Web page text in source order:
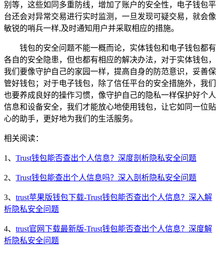
别等，这些如同多重防线，增加了账户的安全性，电子钱包平
台还会对异常交易进行实时监测，一旦发现可疑交易，就会像
敏锐的哨兵一样,及时通知用户并采取相应的措施。
钱包的安全问题不能一概而论，实体钱包和电子钱包都有
各自的安全隐患，但也都有相应的解决办法，对于实体钱包，
我们要像守护自己的家园一样，提高自身的防范意识，妥善保
管好钱包；对于电子钱包，除了信任平台的安全措施外，我们
也要养成良好的操作习惯，像守护自己的隐私一样保护好个人
信息和设备安全，我们才能放心地使用钱包，让它如同一位贴
心的助手，更好地为我们的生活服务。
相关阅读：
1、 Trust钱包能否查出个人信息？深度剖析隐私安全问题
2、 Trust钱包能查出个人信息吗？深入剖析隐私安全问题
3、 trust苹果版钱包下载-Trust钱包能否查出个人信息？深入解
析隐私安全问题
4、 trust官网下载最新版-Trust钱包能否查出个人信息？深度解
析隐私安全问题